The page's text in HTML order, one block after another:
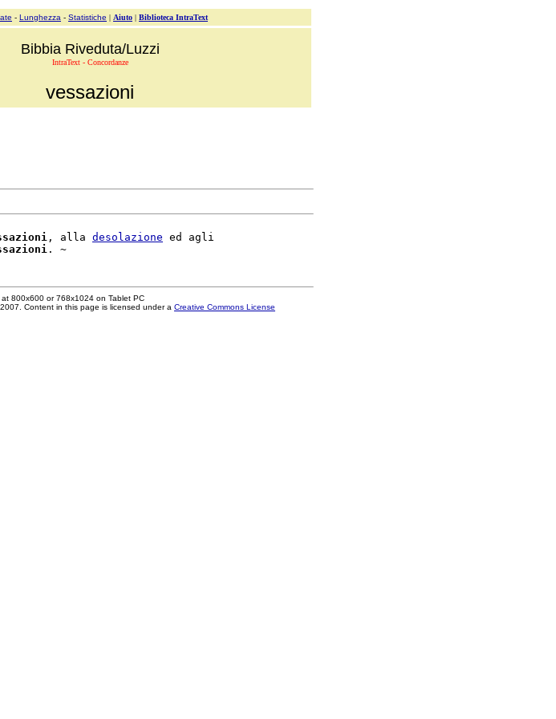
- Lunghezza - Statistiche | Aiuto | Biblioteca IntraText
Bibbia Riveduta/Luzzi
IntraText - Concordanze
vessazioni
, alla desolazione ed agli
800x600 or 768x1024 on Tablet PC
Content in this page is licensed under a Creative Commons License